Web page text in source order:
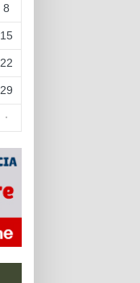
8
15
22
29
·